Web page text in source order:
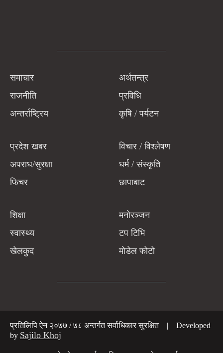
समाचार
राजनीति
अन्तर्राष्ट्रिय
अर्थतन्त्र
प्रविधि
कृषि / पर्यटन
प्रदेश खबर
अपराध/सुरक्षा
फिचर
विचार / विश्लेषण
धर्म / संस्कृति
छापाबाट
शिक्षा
स्वास्थ्य
खेलकुद
मनोरञ्जन
टप टिभि
मोडेल फोटो
प्रतिलिपि ऐन २०७७ / ७८ अन्तर्गत सर्वाधिकार सुरक्षित | Developed
by Sajilo Khoj